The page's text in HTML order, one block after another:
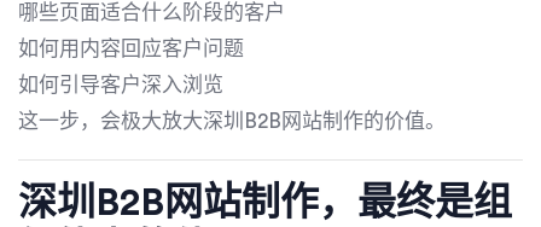
哪些页面适合什么阶段的客户
如何用内容回应客户问题
如何引导客户深入浏览
这一步，会极大放大深圳B2B网站制作的价值。
深圳B2B网站制作，最终是组